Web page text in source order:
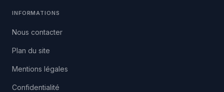
INFORMATIONS
Nous contacter
Plan du site
Mentions légales
Confidentialité